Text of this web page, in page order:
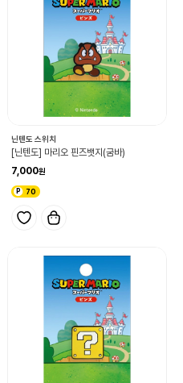
닌텐도 스위치
[닌텐도] 마리오 핀즈뱃지(굼바)
7,000
70